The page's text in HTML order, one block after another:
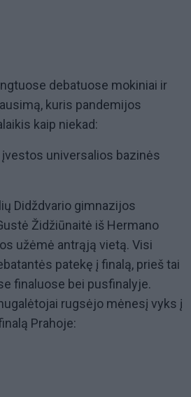
debatuose mokiniai ir
kuris pandemijos
kaip niekad:
įvestos universalios bazinės
Didždvario gimnazijos
Židžiūnaitė iš Hermano
užėmė antrąją vietą. Visi
patekę į finalą, prieš tai
finaluose bei pusfinalyje.
rugsėjo mėnesį vyks į
Prahoje: